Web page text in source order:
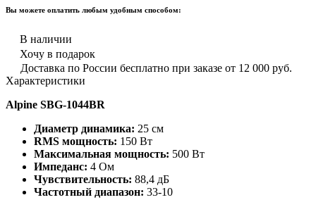
Вы можете оплатить любым удобным способом:
В наличии
Хочу в подарок
Доставка по России бесплатно при заказе от 12 000 руб.
Характеристики
Alpine SBG-1044BR
Диаметр динамика: 25 см
RMS мощность: 150 Вт
Максимальная мощность: 500 Вт
Импеданс: 4 Ом
Чувствительность: 88,4 дБ
Частотный диапазон: 33-10